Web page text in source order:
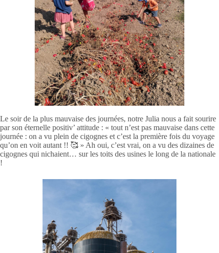
Le soir de la plus mauvaise des journées, notre Julia nous a fait sourire
par son éternelle positiv’ attitude : « tout n’est pas mauvaise dans cette
journée : on a vu plein de cigognes et c’est la première fois du voyage
qu’on en voit autant !! 🥰 » Ah oui, c’est vrai, on a vu des dizaines de
cigognes qui nichaient… sur les toits des usines le long de la nationale
!